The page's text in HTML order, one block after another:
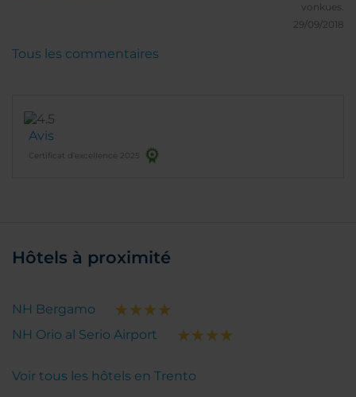
vonkues.
29/09/2018
Avis
Certificat d’excellence 2025
Tous les commentaires
Hôtels à proximité
NH Bergamo
NH Orio al Serio Airport
Voir tous les hôtels en Trento